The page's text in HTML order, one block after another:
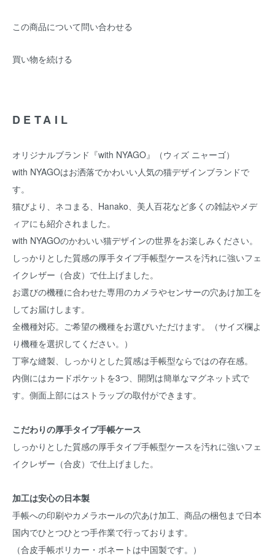
この商品について問い合わせる
買い物を続ける
DETAIL
オリジナルブランド『with NYAGO』（ウィズ ニャーゴ）
with NYAGOはお洒落でかわいい人気の猫デザインブランドで
す。
猫びより、ネコまる、Hanako、美人百花など多くの雑誌やメデ
ィアにも紹介されました。
with NYAGOのかわいい猫デザインの世界をお楽しみください。
しっかりとした質感の厚手タイプ手帳型ケースを汚れに強いフェ
イクレザー（合皮）で仕上げました。
お選びの機種に合わせた専用のカメラやセンサーの穴あけ加工を
してお届けします。
全機種対応。ご希望の機種をお選びいただけます。（サイズ欄よ
り機種を選択してください。）
丁寧な縫製、しっかりとした質感は手帳型ならではの存在感。
内側にはカードポケットを3つ、開閉は簡単なマグネット式で
す。側面上部にはストラップの取付ができます。
こだわりの厚手タイプ手帳ケース
しっかりとした質感の厚手タイプ手帳型ケースを汚れに強いフェ
イクレザー（合皮）で仕上げました。
加工は安心の日本製
手帳への印刷やカメラホールの穴あけ加工、商品の梱包まで日本
国内でひとつひとつ手作業で行っております。
（合皮手帳ポリカー・ボネートは中国製です。）